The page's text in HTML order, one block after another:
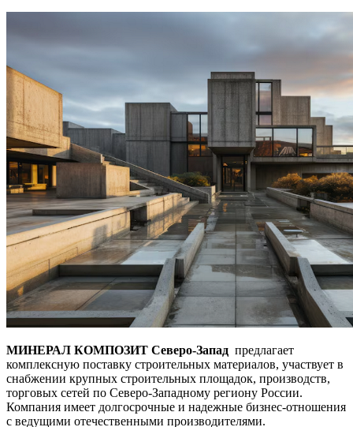
МИНЕРАЛ КОМПОЗИТ Северо-Запад предлагает
комплексную поставку строительных материалов, участвует в
снабжении крупных строительных площадок, производств,
торговых сетей по Северо-Западному региону России.
Компания имеет долгосрочные и надежные бизнес-отношения
с ведущими отечественными производителями.